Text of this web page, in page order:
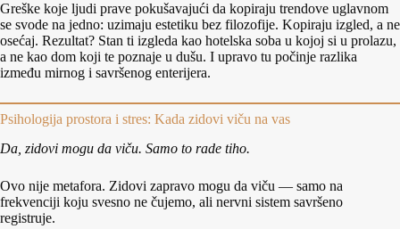
Greške koje ljudi prave pokušavajući da kopiraju trendove uglavnom
se svode na jedno: uzimaju estetiku bez filozofije. Kopiraju izgled, a ne
osećaj. Rezultat? Stan ti izgleda kao hotelska soba u kojoj si u prolazu,
a ne kao dom koji te poznaje u dušu. I upravo tu počinje razlika
između mirnog i savršenog enterijera.
Psihologija prostora i stres: Kada zidovi viču na vas
Da, zidovi mogu da viču. Samo to rade tiho.
Ovo nije metafora. Zidovi zapravo mogu da viču — samo na
frekvenciji koju svesno ne čujemo, ali nervni sistem savršeno
registruje.